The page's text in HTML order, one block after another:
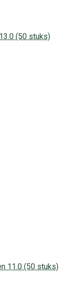
(50 stuks)
11.0 (50 stuks)